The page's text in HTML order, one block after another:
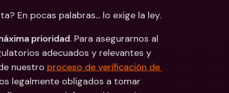
En pocas palabras... lo exige la ley.
prioridad. Para asegurarnos al
adecuados y relevantes y
nuestro proceso de verificación de
legalmente obligados a tomar